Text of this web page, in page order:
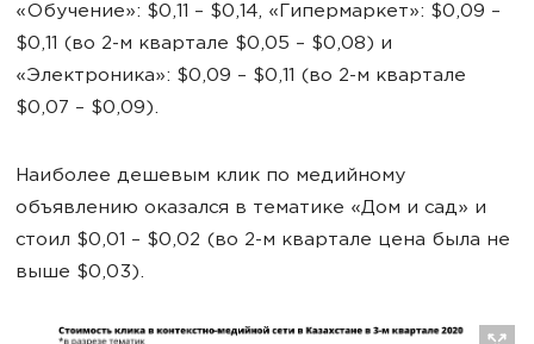
«Обучение»: $0,11 – $0,14, «Гипермаркет»: $0,09 –
$0,11 (во 2-м квартале $0,05 – $0,08) и
«Электроника»: $0,09 – $0,11 (во 2-м квартале
$0,07 – $0,09).
Наиболее дешевым клик по медийному
объявлению оказался в тематике «Дом и сад» и
стоил $0,01 – $0,02 (во 2-м квартале цена была не
выше $0,03).